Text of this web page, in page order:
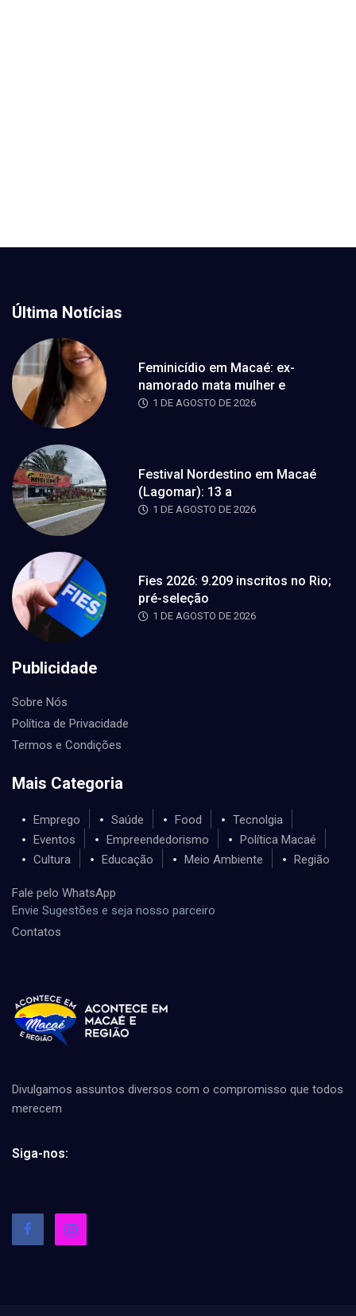
Última Notícias
Feminicídio em Macaé: ex-
namorado mata mulher e
1 DE AGOSTO DE 2026
Festival Nordestino em Macaé
(Lagomar): 13 a
1 DE AGOSTO DE 2026
Fies 2026: 9.209 inscritos no Rio;
pré-seleção
1 DE AGOSTO DE 2026
Publicidade
Sobre Nós
Política de Privacidade
Termos e Condições
Mais Categoria
Emprego Saúde Food
Tecnolgia
Eventos
Empreendedorismo
Política Macaé
Cultura
Educação Meio Ambiente Região
Fale pelo WhatsApp
Envie Sugestões e seja nosso parceiro
Contatos
Divulgamos assuntos diversos com o compromisso que todos
merecem
Siga-nos: